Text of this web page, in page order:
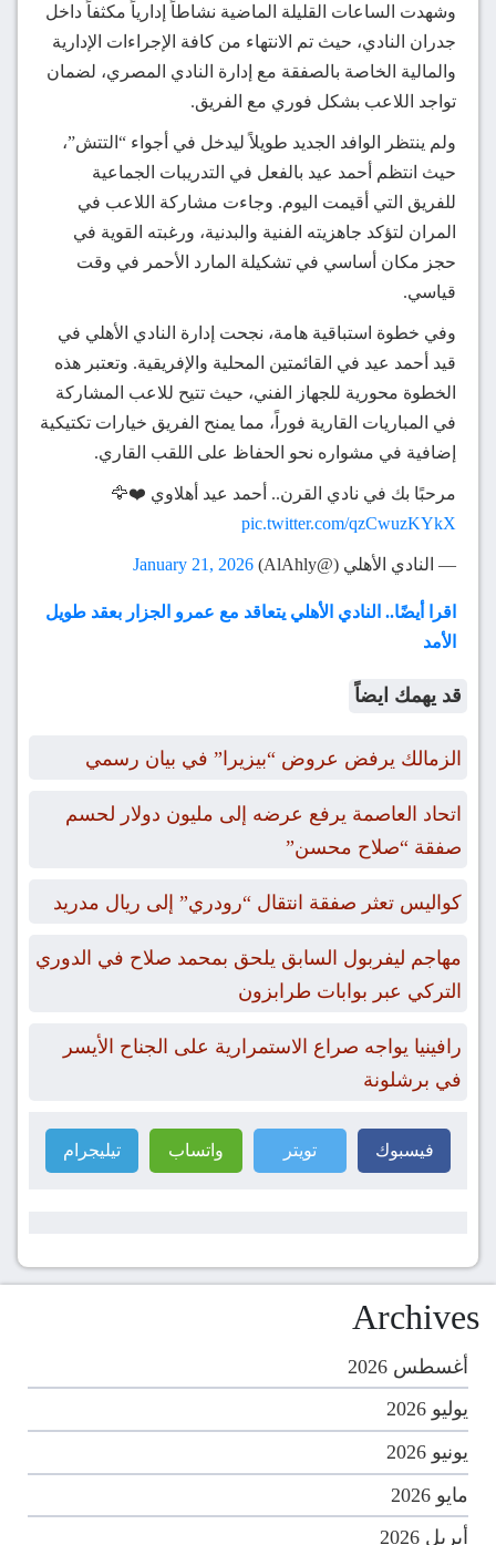
وشهدت الساعات القليلة الماضية نشاطاً إدارياً مكثفاً داخل
جدران النادي، حيث تم الانتهاء من كافة الإجراءات الإدارية
والمالية الخاصة بالصفقة مع إدارة النادي المصري، لضمان
تواجد اللاعب بشكل فوري مع الفريق.
ولم ينتظر الوافد الجديد طويلاً ليدخل في أجواء “التتش”،
حيث انتظم أحمد عيد بالفعل في التدريبات الجماعية
للفريق التي أقيمت اليوم. وجاءت مشاركة اللاعب في
المران لتؤكد جاهزيته الفنية والبدنية، ورغبته القوية في
حجز مكان أساسي في تشكيلة المارد الأحمر في وقت
قياسي.
وفي خطوة استباقية هامة، نجحت إدارة النادي الأهلي في
قيد أحمد عيد في القائمتين المحلية والإفريقية. وتعتبر هذه
الخطوة محورية للجهاز الفني، حيث تتيح للاعب المشاركة
في المباريات القارية فوراً، مما يمنح الفريق خيارات تكتيكية
إضافية في مشواره نحو الحفاظ على اللقب القاري.
مرحبًا بك في نادي القرن.. أحمد عيد أهلاوي ❤️🦅
pic.twitter.com/qzCwuzKYkX
— ‏النادي الأهلي (@AlAhly) January 21, 2026
اقرا أيضًا.. النادي الأهلي يتعاقد مع عمرو الجزار بعقد طويل
الأمد
قد يهمك ايضاً
الزمالك يرفض عروض “بيزيرا” في بيان رسمي
اتحاد العاصمة يرفع عرضه إلى مليون دولار لحسم
صفقة “صلاح محسن”
كواليس تعثر صفقة انتقال “رودري” إلى ريال مدريد
مهاجم ليفربول السابق يلحق بمحمد صلاح في الدوري
التركي عبر بوابات طرابزون
رافينيا يواجه صراع الاستمرارية على الجناح الأيسر
في برشلونة
فيسبوك تويتر واتساب تيليجرام
Archives
أغسطس 2026
يوليو 2026
يونيو 2026
مايو 2026
أبريل 2026